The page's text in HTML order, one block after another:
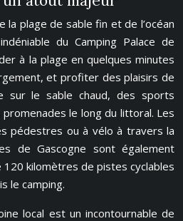
la plage de sable fin et de l’océan
du Camping Palace de
à la plage en quelques minutes
et profiter des plaisirs de
sur le sable chaud, des sports
le long du littoral. Les
pédestres ou à vélo à travers la
de Gascogne sont également
kilomètres de pistes cyclables
le camping.
local est un incontournable de